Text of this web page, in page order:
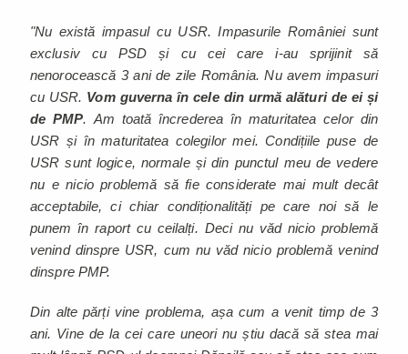
"Nu există impasul cu USR. Impasurile României sunt
exclusiv cu PSD și cu cei care i-au sprijinit să
nenorocească 3 ani de zile România. Nu avem impasuri
cu USR. Vom guverna în cele din urmă alături de ei și
de PMP. Am toată încrederea în maturitatea celor din
USR și în maturitatea colegilor mei. Condițiile puse de
USR sunt logice, normale și din punctul meu de vedere
nu e nicio problemă să fie considerate mai mult decât
acceptabile, ci chiar condiționalități pe care noi să le
punem în raport cu ceilalți. Deci nu văd nicio problemă
venind dinspre USR, cum nu văd nicio problemă venind
dinspre PMP.
Din alte părți vine problema, așa cum a venit timp de 3
ani. Vine de la cei care uneori nu știu dacă să stea mai